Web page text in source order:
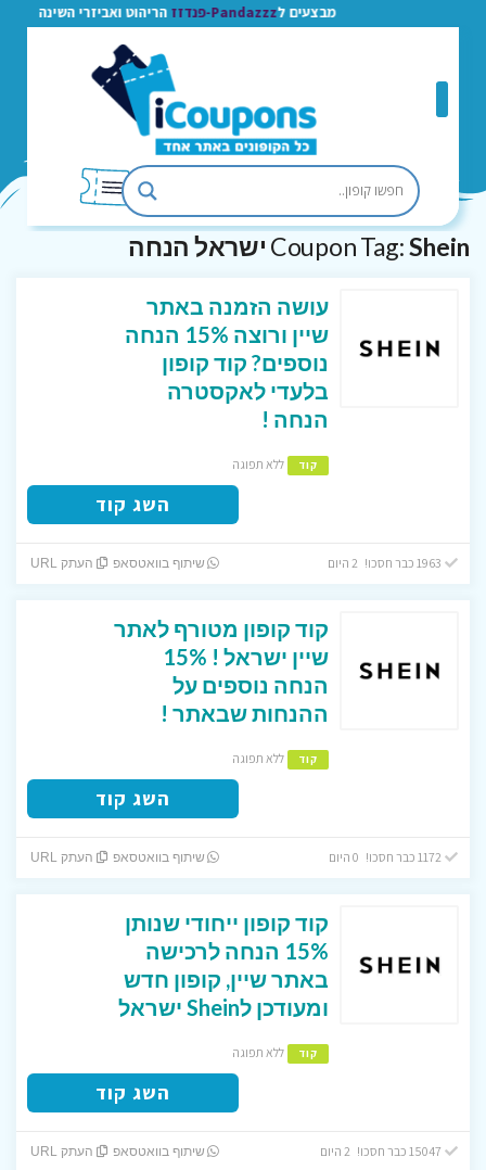
מבצעים ל Pandazzz-פנדזז הריהוט ואביזרי השינה
Coupon Tag:Shein ישראל הנחה
עושה הזמנה באתר
שיין ורוצה 15% הנחה
נוספים? קוד קופון
בלעדי לאקסטרה
הנחה !
קוד ללא תפוגה
השג קוד
שיתוף בוואטסאפ העתק URL
קוד קופון מטורף לאתר
שיין ישראל ! 15%
הנחה נוספים על
ההנחות שבאתר !
קוד ללא תפוגה
השג קוד
1172 כבר חסכו! 0 היום שיתוף בוואטסאפ העתק URL
קוד קופון ייחודי שנותן
15% הנחה לרכישה
באתר שיין, קופון חדש
ומעודכן לShein ישראל
קוד ללא תפוגה
השג קוד
שיתוף בוואטסאפ העתק URL